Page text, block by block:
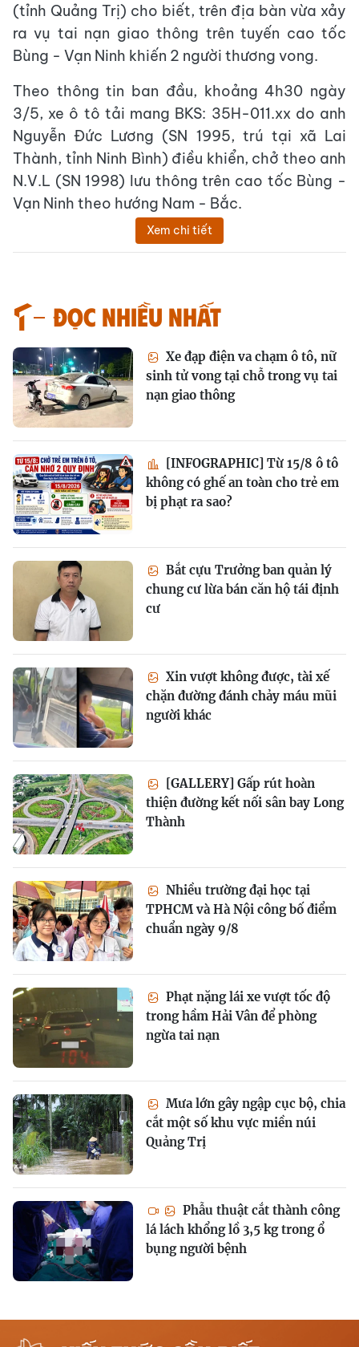
(tỉnh Quảng Trị) cho biết, trên địa bàn vừa xảy
ra vụ tai nạn giao thông trên tuyến cao tốc
Bùng - Vạn Ninh khiến 2 người thương vong.
Theo thông tin ban đầu, khoảng 4h30 ngày
3/5, xe ô tô tải mang BKS: 35H-011.xx do anh
Nguyễn Đức Lương (SN 1995, trú tại xã Lai
Thành, tỉnh Ninh Bình) điều khiển, chở theo anh
N.V.L (SN 1998) lưu thông trên cao tốc Bùng -
Vạn Ninh theo hướng Nam - Bắc.
Xem chi tiết
Đọc nhiều nhất
Xe đạp điện va chạm ô tô, nữ
sinh tử vong tại chỗ trong vụ tai
nạn giao thông
[INFOGRAPHIC] Từ 15/8 ô tô
không có ghế an toàn cho trẻ em
bị phạt ra sao?
Bắt cựu Trưởng ban quản lý
chung cư lừa bán căn hộ tái định
cư
Xin vượt không được, tài xế
chặn đường đánh chảy máu mũi
người khác
[GALLERY] Gấp rút hoàn
thiện đường kết nối sân bay Long
Thành
Nhiều trường đại học tại
TPHCM và Hà Nội công bố điểm
chuẩn ngày 9/8
Phạt nặng lái xe vượt tốc độ
trong hầm Hải Vân để phòng
ngừa tai nạn
Mưa lớn gây ngập cục bộ, chia
cắt một số khu vực miền núi
Quảng Trị
Phẫu thuật cắt thành công
lá lách khổng lồ 3,5 kg trong ổ
bụng người bệnh